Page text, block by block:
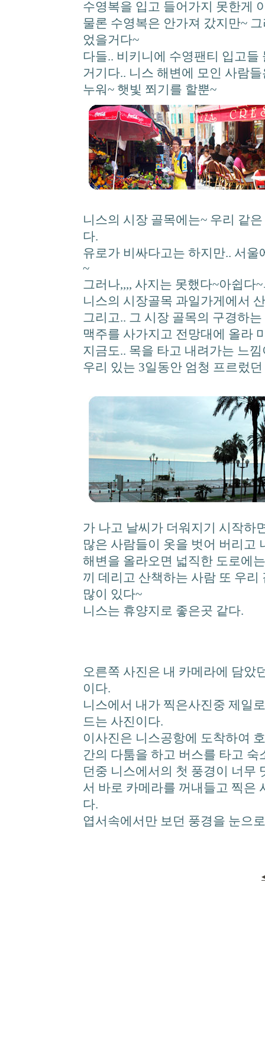
수영복을 입고 들어가지 못한게
물론 수영복은 안가져 갔지만~
었을거다~
다들.. 비키니에 수영팬티 입고들
거기다.. 니스 해변에 모인 사람
누워~ 햇빛 쬐기를 할뿐~
니스의 시장 골목에는~ 우리 같
다.
유로가 비싸다고는 하지만.. 서
~
그러나,,,, 사지는 못했다~아쉽다
니스의 시장골목 과일가게에서
그리고.. 그 시장 골목의 구경하
맥주를 사가지고 전망대에 올라
지금도.. 목을 타고 내려가는 느
우리 있는 3일동안 엄청 프르렀
가 나고 날씨가 더워지기 시작하
많은 사람들이 옷을 벗어 버리고
해변을 올라오면 넓직한 도로에
끼 데리고 산책하는 사람 또 우
많이 있다~
니스는 휴양지로 좋은곳 같다.
오른쪽 사진은 내 카메라에 담았
이다.
니스에서 내가 찍은사진중 제일
드는 사진이다.
이사진은 니스공항에 도착하여
간의 다툼을 하고 버스를 타고 숙
던중 니스에서의 첫 풍경이 너무
서 바로 카메라를 꺼내들고 찍은
다.
엽서속에서만 보던 풍경을 눈으